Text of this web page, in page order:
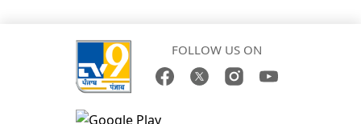
FOLLOW US ON